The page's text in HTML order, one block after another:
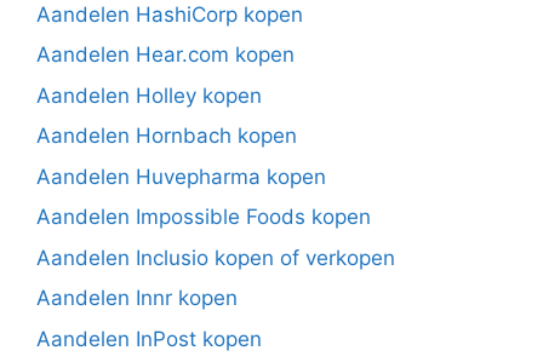
Aandelen HashiCorp kopen
Aandelen Hear.com kopen
Aandelen Holley kopen
Aandelen Hornbach kopen
Aandelen Huvepharma kopen
Aandelen Impossible Foods kopen
Aandelen Inclusio kopen of verkopen
Aandelen Innr kopen
Aandelen InPost kopen